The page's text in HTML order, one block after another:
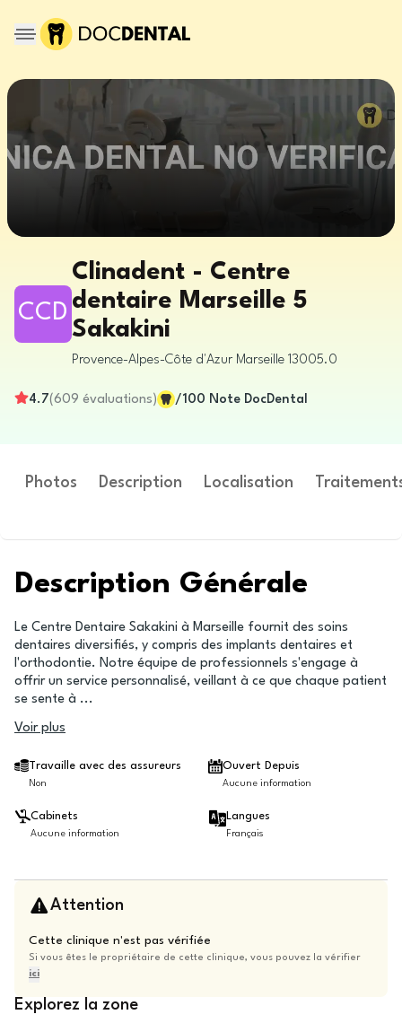
CCD
Clinadent - Centre
dentaire Marseille 5
Sakakini
Provence-Alpes-Côte d'Azur Marseille 13005.0
4.7(609 évaluations) /100 Note DocDental
Photos Description Localisation
Description Générale
Le Centre Dentaire Sakakini à Marseille fournit des soins
dentaires diversifiés, y compris des implants dentaires et
l'orthodontie. Notre équipe de professionnels s'engage à
offrir un service personnalisé, veillant à ce que chaque patient
se sente à ...
Voir plus
Travaille avec des assureurs
Non
Ouvert Depuis
Aucune information
Cabinets
Aucune information
Langues
Français
Attention
Cette clinique n'est pas vérifiée
Si vous êtes le propriétaire de cette clinique, vous pouvez la vérifier
ici
Explorez la zone